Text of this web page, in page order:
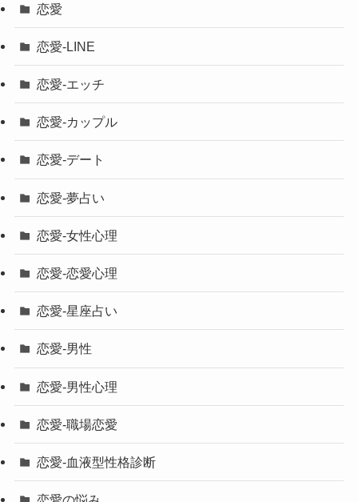
恋愛
恋愛-LINE
恋愛-エッチ
恋愛-カップル
恋愛-デート
恋愛-夢占い
恋愛-女性心理
恋愛-恋愛心理
恋愛-星座占い
恋愛-男性
恋愛-男性心理
恋愛-職場恋愛
恋愛-血液型性格診断